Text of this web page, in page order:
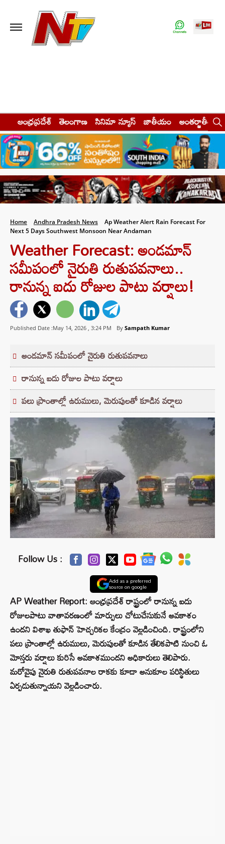
ఆంధ్రప్రదేశ్ తెలంగాణ సినిమా న్యూస్ జాతీయం అంతర్జాతీయం
Home Andhra Pradesh News
Ap Weather Alert Rain Forecast For
Next 5 Days Southwest Monsoon Near Andaman
Weather Forecast: అండమాన్
సమీపంలో నైరుతి రుతుపవనాలు..
రానున్న ఐదు రోజుల పాటు వర్షాలు!
Published Date :May 14, 2026 , 3:24 PM By Sampath Kumar
అండమాన్ సమీపంలో నైరుతి రుతుపవనాలు
రానున్న ఐదు రోజుల పాటు వర్షాలు
పలు ప్రాంతాల్లో ఉరుములు, మెరుపులతో కూడిన వర్షాలు
Follow Us :
Add as a preferred
source on google
AP Weather Report: ఆంధ్రప్రదేశ్ రాష్ట్రంలో రానున్న ఐదు
రోజులపాటు వాతావరణంలో మార్పులు చోటుచేసుకునే అవకాశం
ఉందని విశాఖ తుఫాన్ హెచ్చరికల కేంద్రం వెల్లడించింది. రాష్ట్రంలోని
పలు ప్రాంతాల్లో ఉరుములు, మెరుపులతో కూడిన తేలికపాటి నుంచి ఓ
మోస్తరు వర్షాలు కురిసే అవకాశముందని అధికారులు తెలిపారు.
మరోవైపు నైరుతి రుతుపవనాల రాకకు కూడా అనుకూల పరిస్థితులు
ఏర్పడుతున్నాయని వెల్లడించారు.